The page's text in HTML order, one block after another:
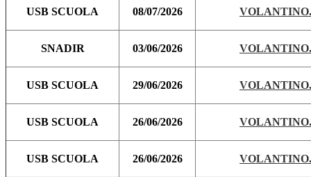
USB SCUOLA 08/07/2026
SNADIR 03/06/2026
USB SCUOLA 29/06/2026
USB SCUOLA 26/06/2026
USB SCUOLA 26/06/2026